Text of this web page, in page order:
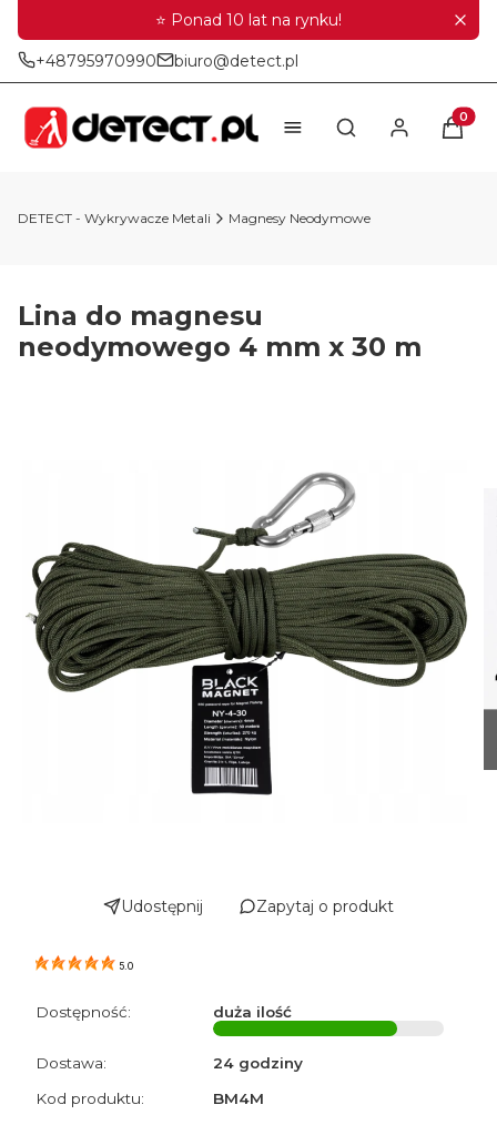
⭐ Ponad 10 lat na rynku!
+48795970990 biuro@detect.pl
Otwórz
DETECT - Wykrywacze Metali Magnesy Neodymowe
Lina do magnesu
neodymowego 4 mm x 30 m
Udostępnij Zapytaj o produkt
5.0
Dostępność: duża ilość
Dostawa:
24 godziny
Kod produktu:
BM4M